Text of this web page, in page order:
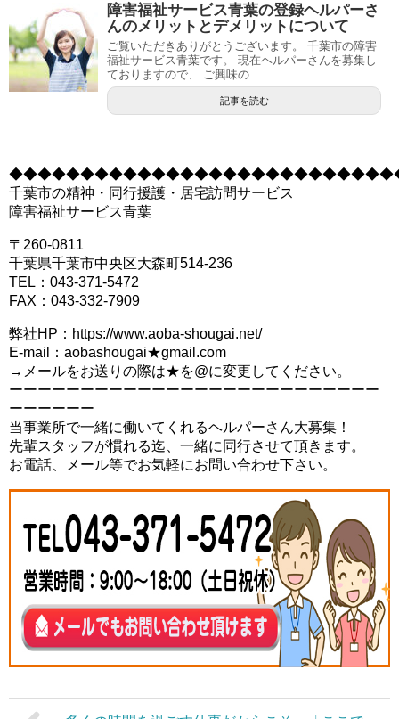
障害福祉サービス青葉の登録ヘルパーさ
んのメリットとデメリットについて
ご覧いただきありがとうございます。 千葉市の障害
福祉サービス青葉です。 現在ヘルパーさんを募集し
ておりますので、 ご興味の...
記事を読む
千葉市の精神・同行援護・居宅訪問サービス
障害福祉サービス青葉
〒260-0811
千葉県千葉市中央区大森町514-236
TEL：043-371-5472
FAX：043-332-7909
弊社HP：https://www.aoba-shougai.net/
E-mail：aobashougai★gmail.com
→メールをお送りの際は★を@に変更してください。
ーーーーーーーーーーーーーーーーーーーーーーーーーー
ーーーーーー
当事業所で一緒に働いてくれるヘルパーさん大募集！
先輩スタッフが慣れる迄、一緒に同行させて頂きます。
お電話、メール等でお気軽にお問い合わせ下さい。